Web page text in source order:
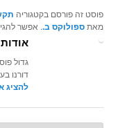
פוסט זה פורסם בקטגוריה
מאתספולוקס ב.. אפשר
דורנו
להציג